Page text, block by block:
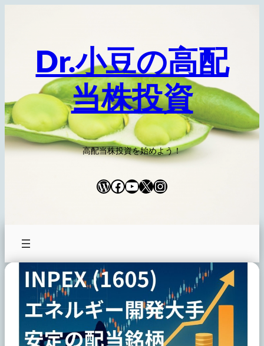
プ
Dr.小豆の高配
当株投資
高配当株投資を始めよう！
WordPress
Facebook
YouTube
X Instagram